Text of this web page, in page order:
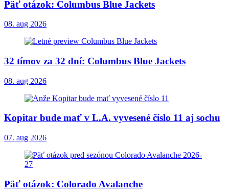
Päť otázok: Columbus Blue Jackets
08. aug 2026
32 tímov za 32 dní: Columbus Blue Jackets
08. aug 2026
Kopitar bude mať v L.A. vyvesené číslo 11 aj sochu
07. aug 2026
Päť otázok: Colorado Avalanche